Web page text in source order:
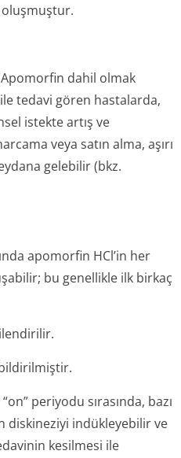
dahil olmak
tedavi gören hastalarda,
istekte artış ve
veya satın alma, aşırı
gelebilir (bkz.
apomorfin HCl’in her
bu genellikle ilk birkaç
periyodu sırasında, bazı
indükleyebilir ve
kesilmesi ile